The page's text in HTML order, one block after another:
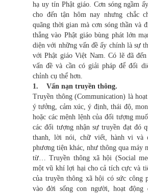
hạ uy tín Phật giáo. Cơn sóng ngầm
cho đến tận hôm nay nhưng chắc
quãng thời gian mà cơn sóng thần và
thẳng vào Phật giáo bùng phát lớn
diện với những vấn đề ấy chính là sự
với Phật giáo Việt Nam. Có lẽ đã
vấn đề và cần có giải pháp để đối
chỉnh cụ thể hơn.
1. Vấn nạn truyền thông.
Truyền thông (Communication) là
ý tưởng, cảm xúc, ý định, thái độ,
hoặc các mệnh lệnh của đối tượng
các đối tượng nhận sự truyền đạt đó
thanh, lời nói, chữ viết, hành vi và
phương tiện khác, như thông qua máy
từ… Truyền thông xã hội (Social
một vũ khí lợi hại cho cả tích cực và
của truyền thông xã hội có sức công
vào đời sống con người, hoạt động